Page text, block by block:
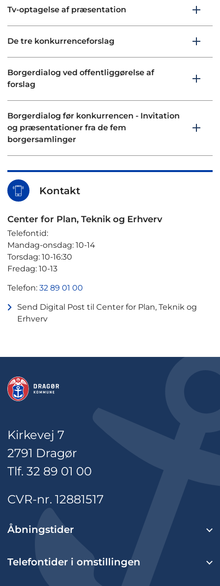
Tv-optagelse af præsentation
De tre konkurrenceforslag
Borgerdialog ved offentliggørelse af
forslag
Borgerdialog før konkurrencen - Invitation
og præsentationer fra de fem
borgersamlinger
Kontakt
Center for Plan, Teknik og Erhverv
Telefontid:
Mandag-onsdag: 10-14
Torsdag: 10-16:30
Fredag: 10-13
Telefon: 32 89 01 00
Send Digital Post til Center for Plan, Teknik og
Erhverv
Kirkevej 7
2791 Dragør
Tlf. 32 89 01 00
CVR-nr. 12881517
Åbningstider
Telefontider i omstillingen